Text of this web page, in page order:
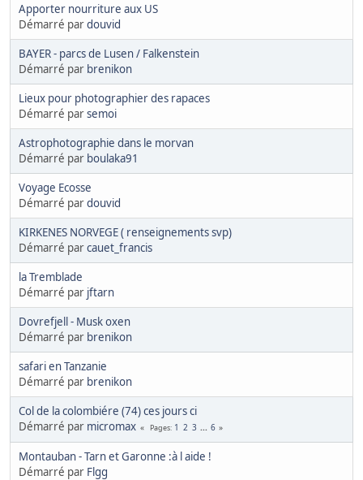
Apporter nourriture aux US
Démarré pardouvid
BAYER - parcs de Lusen / Falkenstein
Démarré par brenikon
Lieux pour photographier des rapaces
Démarré parsemoi
Astrophotographie dans le morvan
Démarré par boulaka91
Voyage Ecosse
Démarré pardouvid
KIRKENES NORVEGE ( renseignements svp)
Démarré parcauet_francis
la Tremblade
Démarré par jftarn
Dovrefjell - Musk oxen
Démarré par brenikon
safari en Tanzanie
Démarré par brenikon
Col de la colombiére (74) ces jours ci
Démarré par micromax Pages 1 2 3 ... 6
Montauban - Tarn et Garonne :à l aide !
Démarré par Flgg